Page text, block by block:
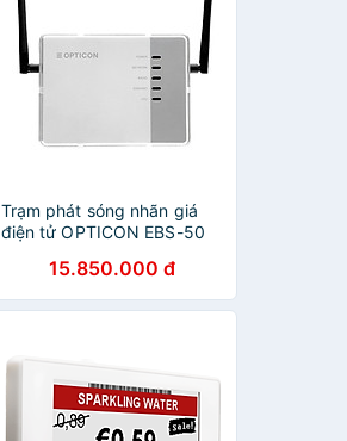
Trạm phát sóng nhãn giá
điện tử OPTICON EBS-50
15.850.000 đ